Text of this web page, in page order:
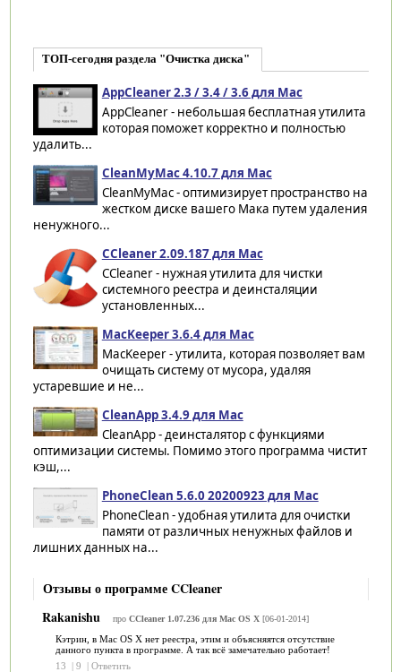
ТОП-сегодня раздела "Очистка диска"
AppCleaner 2.3 / 3.4 / 3.6 для Mac
AppCleaner - небольшая бесплатная утилита
которая поможет корректно и полностью
удалить...
CleanMyMac 4.10.7 для Mac
CleanMyMac - оптимизирует пространство на
жестком диске вашего Мака путем удаления
ненужного...
CCleaner 2.09.187 для Mac
CCleaner - нужная утилита для чистки
системного реестра и деинсталяции
установленных...
MacKeeper 3.6.4 для Mac
MacKeeper - утилита, которая позволяет вам
очищать систему от мусора, удаляя
устаревшие и не...
CleanApp 3.4.9 для Mac
CleanApp - деинсталятор с функциями
оптимизации системы. Помимо этого программа чистит
кэш,...
PhoneClean 5.6.0 20200923 для Mac
PhoneClean - удобная утилита для очистки
памяти от различных ненужных файлов и
лишних данных на...
Отзывы о программе CCleaner
Rakanishu
про CCleaner 1.07.236 для Mac OS X[06-01-2014]
Кэтрин, в Mac OS X нет реестра, этим и объясняятся отсутствие
данного пункта в программе. А так всё замечательно работает!
13
| 9 | Ответить